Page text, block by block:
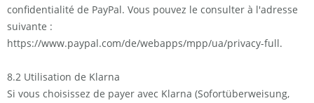
confidentialité de PayPal. Vous pouvez le consulter à l'adresse
suivante :
https://www.paypal.com/de/webapps/mpp/ua/privacy-full.
8.2 Utilisation de Klarna
Si vous choisissez de payer avec Klarna (Sofortüberweisung,